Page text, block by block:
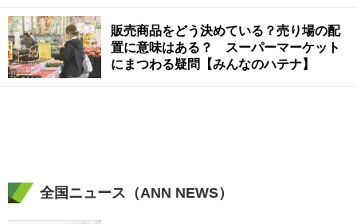
販売商品をどう決めている？売り場の配
置に意味はある？ スーパーマーケット
にまつわる疑問【みんなのハテナ】
全国ニュース（ANN NEWS）